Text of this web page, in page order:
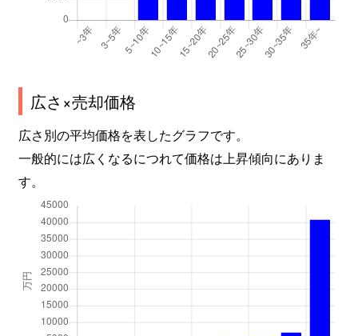
広さ×売却価格
広さ別の平均価格を表したグラフです。
一般的には広くなるにつれて価格は上昇傾向にありま
す。